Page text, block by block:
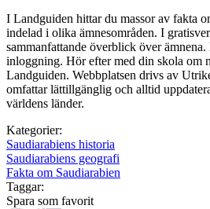
I Landguiden hittar du massor av fakta
indelad i olika ämnesområden. I
sammanfattande överblick över
inloggning. Hör efter med din skola om
Landguiden. Webbplatsen drivs av
omfattar lättillgänglig och alltid
världens länder.
Kategorier:
Saudiarabiens historia
Saudiarabiens geografi
Fakta om Saudiarabien
Taggar:
Spara som favorit